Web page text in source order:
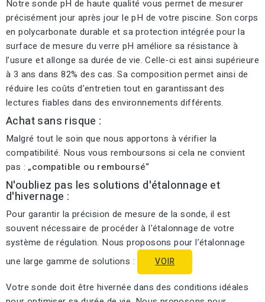
Notre sonde pH de haute qualité vous permet de mesurer
précisément jour après jour le pH de votre piscine. Son corps
en polycarbonate durable et sa protection intégrée pour la
surface de mesure du verre pH améliore sa résistance à
l’usure et allonge sa durée de vie. Celle-ci est ainsi supérieure
à 3 ans dans 82% des cas. Sa composition permet ainsi de
réduire les coûts d’entretien tout en garantissant des
lectures fiables dans des environnements différents.
Achat sans risque :
Malgré tout le soin que nous apportons à vérifier la
compatibilité. Nous vous remboursons si cela ne convient
pas :„compatible ou remboursé“
N'oubliez pas les solutions d'étalonnage et
d'hivernage :
Pour garantir la précision de mesure de la sonde, il est
souvent nécessaire de procéder à l'étalonnage de votre
système de régulation. Nous proposons pour l’étalonnage
une large gamme de solutions :
VOIR
Votre sonde doit être hivernée dans des conditions idéales